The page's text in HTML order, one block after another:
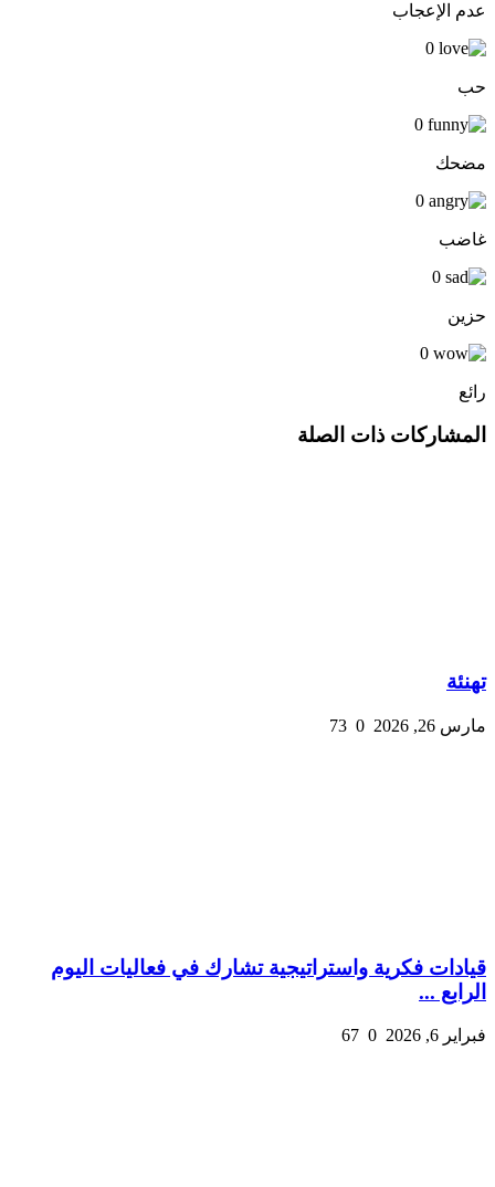
عدم الإعجاب
0
حب
0
مضحك
0
غاضب
0
حزين
0
رائع
المشاركات ذات الصلة
تهنئة
مارس 26, 2026
قيادات فكرية واستراتيجية تشارك في فعاليات اليوم
الرابع ...
فبراير 6, 2026